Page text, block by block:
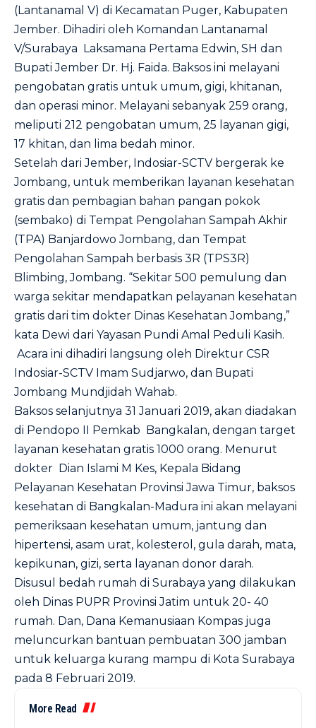
(Lantanamal V) di Kecamatan Puger, Kabupaten
Jember. Dihadiri oleh Komandan Lantanamal
V/Surabaya Laksamana Pertama Edwin, SH dan
Bupati Jember Dr. Hj. Faida. Baksos ini melayani
pengobatan gratis untuk umum, gigi, khitanan,
dan operasi minor. Melayani sebanyak 259 orang,
meliputi 212 pengobatan umum, 25 layanan gigi,
17 khitan, dan lima bedah minor.
Setelah dari Jember, Indosiar-SCTV bergerak ke
Jombang, untuk memberikan layanan kesehatan
gratis dan pembagian bahan pangan pokok
(sembako) di Tempat Pengolahan Sampah Akhir
(TPA) Banjardowo Jombang, dan Tempat
Pengolahan Sampah berbasis 3R (TPS3R)
Blimbing, Jombang. “Sekitar 500 pemulung dan
warga sekitar mendapatkan pelayanan kesehatan
gratis dari tim dokter Dinas Kesehatan Jombang,”
kata Dewi dari Yayasan Pundi Amal Peduli Kasih.
Acara ini dihadiri langsung oleh Direktur CSR
Indosiar-SCTV Imam Sudjarwo, dan Bupati
Jombang Mundjidah Wahab.
Baksos selanjutnya 31 Januari 2019, akan diadakan
di Pendopo II Pemkab Bangkalan, dengan target
layanan kesehatan gratis 1000 orang. Menurut
dokter Dian Islami M Kes, Kepala Bidang
Pelayanan Kesehatan Provinsi Jawa Timur, baksos
kesehatan di Bangkalan-Madura ini akan melayani
pemeriksaan kesehatan umum, jantung dan
hipertensi, asam urat, kolesterol, gula darah, mata,
kepikunan, gizi, serta layanan donor darah.
Disusul bedah rumah di Surabaya yang dilakukan
oleh Dinas PUPR Provinsi Jatim untuk 20- 40
rumah. Dan, Dana Kemanusiaan Kompas juga
meluncurkan bantuan pembuatan 300 jamban
untuk keluarga kurang mampu di Kota Surabaya
pada 8 Februari 2019.
More Read